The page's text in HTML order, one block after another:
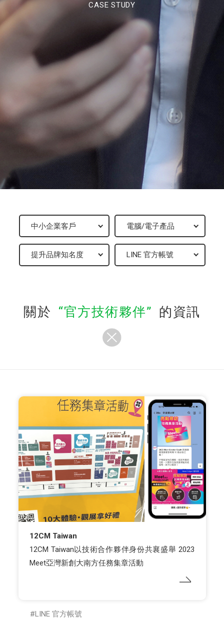
CASE STUDY
關於 官方技術夥伴 的資訊
12CM Taiwan
12CM Taiwan以技術合作夥伴身份共襄盛舉 2023
Meet亞灣新創大南方任務集章活動
LINE 官方帳號